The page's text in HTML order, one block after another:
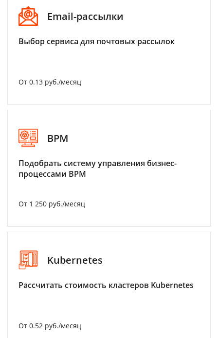
Email-рассылки
Выбор сервиса для почтовых рассылок
От 0.13 руб./месяц
BPM
Подобрать систему управления бизнес-
процессами BPM
От 1 250 руб./месяц
Kubernetes
Рассчитать стоимость кластеров Kubernetes
От 0.52 руб./месяц